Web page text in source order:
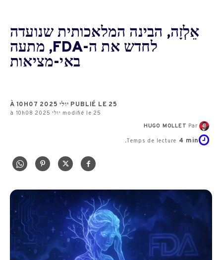
אֵלְזָה, הבינה המלאכותית שנועדה
לחדש את ה-FDA, מתעה
באי-מציאות
PUBLIÉ LE 25 יולי 2025 À 10H07
modifié le 25 יולי 2025 à 10h08
Par
HUGO MOLLET
Temps de lecture 4 min.